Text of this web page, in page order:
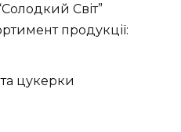
Світ”
продукції:
цукерки